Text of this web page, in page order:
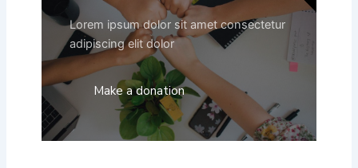
Lorem ipsum dolor sit amet consectetur
adipiscing elit dolor
Make a donation